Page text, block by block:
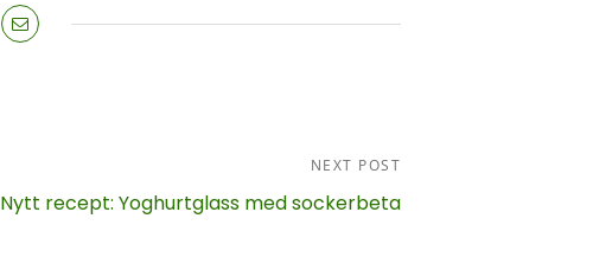
NEXT POST
Nytt recept: Yoghurtglass med sockerbeta